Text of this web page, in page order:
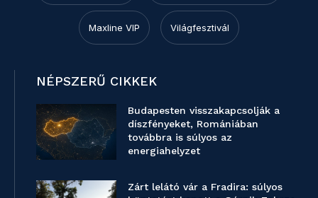
Maxline VIP Világfesztivál
NÉPSZERŰ CIKKEK
Budapesten visszakapcsolják a
díszfényeket, Romániában
továbbra is súlyos az
energiahelyzet
Zárt lelátó vár a Fradira: súlyos